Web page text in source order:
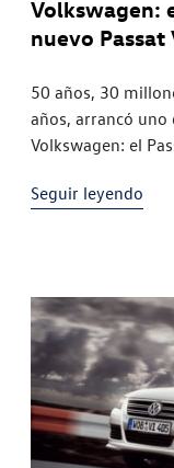
Volkswagen: el estreno mundial del
nuevo Passat
50 años, 30
años, arrancó
Volkswagen: el
la historia
Seguir leyendo